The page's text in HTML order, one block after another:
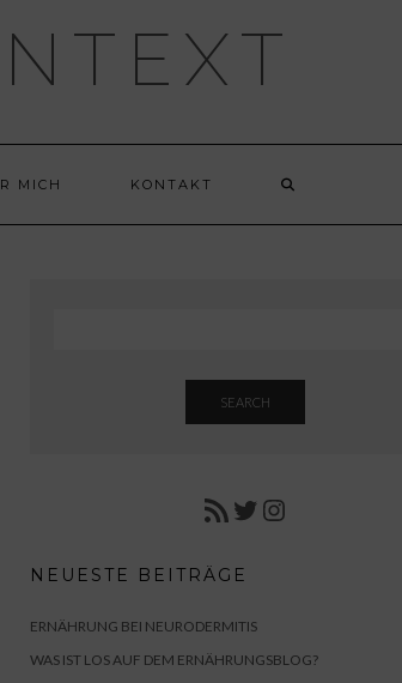
MICH KONTAKT
SEARCH
RSS FEED
TWITTER
NEUESTE BEITRÄGE
ERNÄHRUNG BEI NEURODERMITIS
WAS IST LOS AUF DEM ERNÄHRUNGSBLOG?